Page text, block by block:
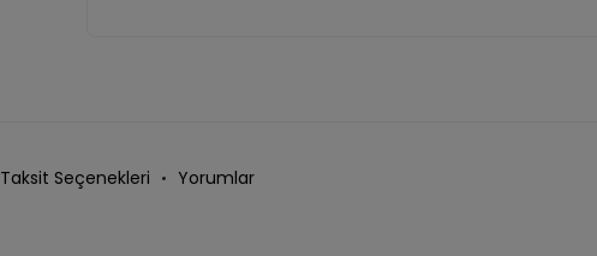
Taksit Seçenekleri Yorumlar